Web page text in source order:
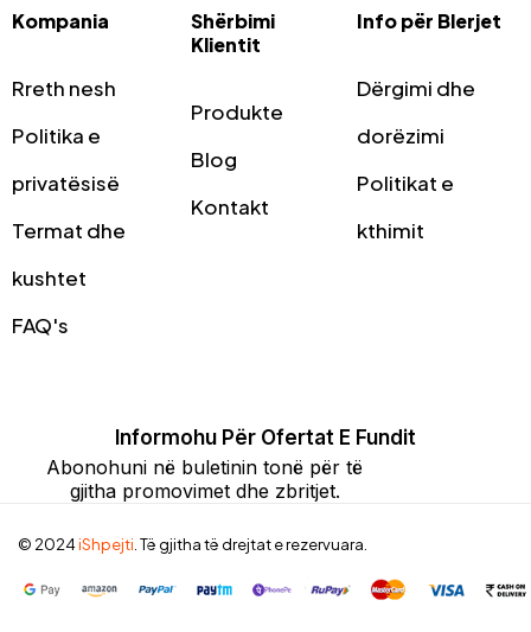
Kompania
Rreth nesh
Politika e
privatësisë
Termat dhe
kushtet
FAQ's
Shërbimi
Klientit
Produkte
Blog
Kontakt
Info për Blerjet
Dërgimi dhe
dorëzimi
Politikat e
kthimit
Informohu Për Ofertat E Fundit
Abonohuni në buletinin tonë për të
gjitha promovimet dhe zbritjet.
© 2024iShpejti. Të gjitha të drejtat e rezervuara.